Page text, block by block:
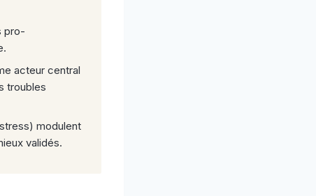
pro-
acteur central
troubles
modulent
validés.